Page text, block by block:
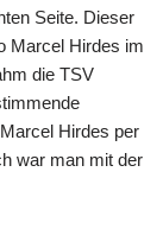
Seite. Dieser
Marcel Hirdes im
die TSV
Hirdes per
war man mit der